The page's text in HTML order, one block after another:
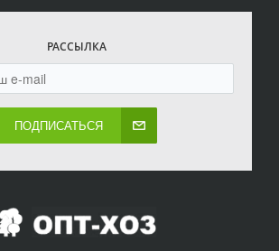
РАССЫЛКА
ПОДПИСАТЬСЯ